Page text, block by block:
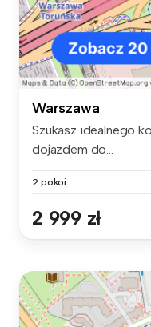
Warszawa
Szukasz idealnego
dojazdem do...
2 pokoi
2 999 zł